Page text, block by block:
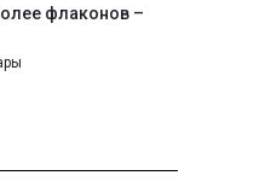
флаконов –